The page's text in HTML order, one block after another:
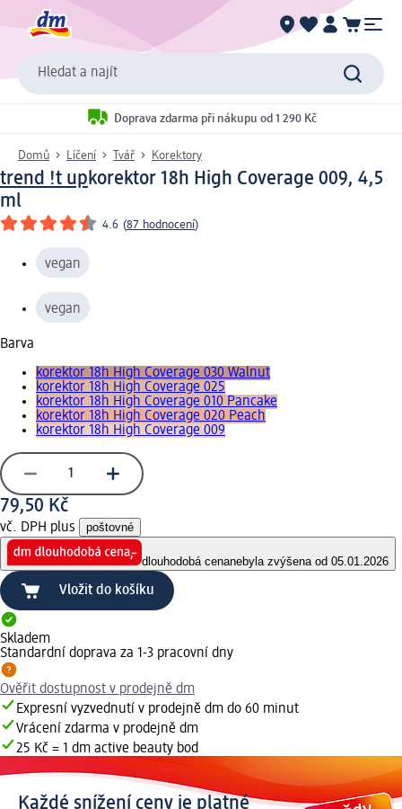
Hledat a najít
Doprava zdarma při nákupu od 1 290 Kč
Domů Líčení Tvář Korektory
trend !t upkorektor 18h High Coverage 009, 4,5
ml
4.6 (87 hodnocení)
vegan
vegan
Barva
korektor 18h High Coverage 030 Walnut
korektor 18h High Coverage 025
korektor 18h High Coverage 010 Pancake
korektor 18h High Coverage 020 Peach
korektor 18h High Coverage 009
79,50 Kč
vč. DPH plus poštovné
dlouhodobá cenanebyla zvýšena od 05.01.2026
Vložit do košíku
Skladem
Standardní doprava za 1-3 pracovní dny
Ověřit dostupnost v prodejně dm
Expresní vyzvednutí v prodejně dm do 60 minut
Vrácení zdarma v prodejně dm
25 Kč = 1 dm active beauty bod
Každé snížení ceny je platné